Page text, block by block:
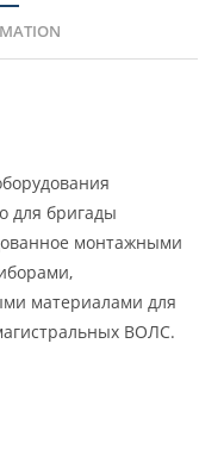
для бригады
монтажными
материалами для
ВОЛС.